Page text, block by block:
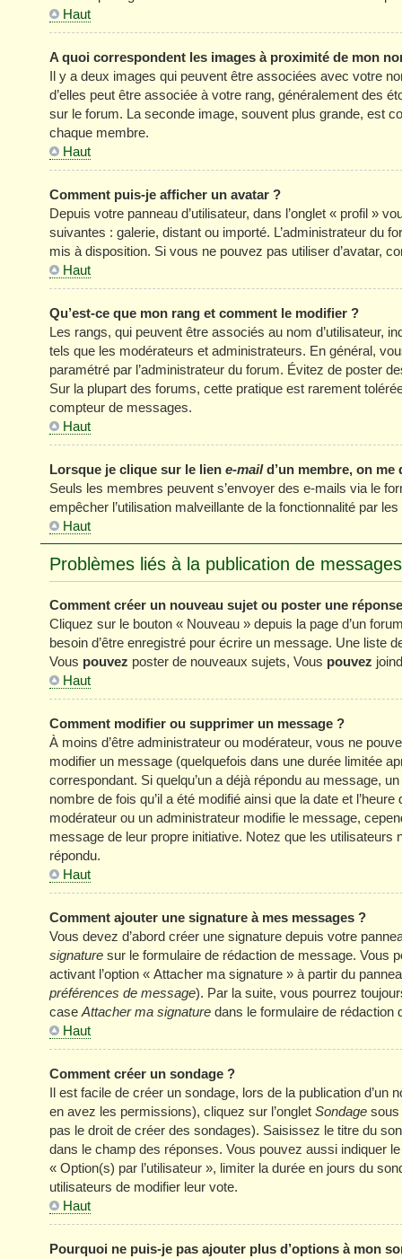
Haut
A quoi correspondent les images à proximité de mon
Il y a deux images qui peuvent être associées avec votre
d’elles peut être associée à votre rang, généralement des
sur le forum. La seconde image, souvent plus grande, est
chaque membre.
Haut
Comment puis-je afficher un avatar ?
Depuis votre panneau d’utilisateur, dans l’onglet « profil »
suivantes : galerie, distant ou importé. L’administrateur du
mis à disposition. Si vous ne pouvez pas utiliser d’avatar,
Haut
Qu’est-ce que mon rang et comment le modifier ?
Les rangs, qui peuvent être associés au nom d’utilisateur,
tels que les modérateurs et administrateurs. En général,
paramétré par l’administrateur du forum. Évitez de poster
Sur la plupart des forums, cette pratique est rarement
compteur de messages.
Haut
Lorsque je clique sur le lien e-maild’un membre, on me
Seuls les membres peuvent s’envoyer des e-mails via le
empêcher l’utilisation malveillante de la fonctionnalité par
Haut
Problèmes liés à la publication de messages
Comment créer un nouveau sujet ou poster une
Cliquez sur le bouton « Nouveau » depuis la page d’un
besoin d’être enregistré pour écrire un message. Une liste
Vous pouvez poster de nouveaux sujets, Vous pouvez
Haut
Comment modifier ou supprimer un message ?
À moins d’être administrateur ou modérateur, vous ne
modifier un message (quelquefois dans une durée limitée
correspondant. Si quelqu’un a déjà répondu au message,
nombre de fois qu’il a été modifié ainsi que la date et
modérateur ou un administrateur modifie le message,
message de leur propre initiative. Notez que les
répondu.
Haut
Comment ajouter une signature à mes messages ?
Vous devez d’abord créer une signature depuis votre
signature sur le formulaire de rédaction de message. Vous
activant l’option « Attacher ma signature » à partir du
préférences de message). Par la suite, vous pourrez
case Attacher ma signature dans le formulaire de rédaction
Haut
Comment créer un sondage ?
Il est facile de créer un sondage, lors de la publication
en avez les permissions), cliquez sur l’onglet Sondage sous
pas le droit de créer des sondages). Saisissez le titre du
dans le champ des réponses. Vous pouvez aussi indiquer
« Option(s) par l’utilisateur », limiter la durée en jours du
utilisateurs de modifier leur vote.
Haut
Pourquoi ne puis-je pas ajouter plus d’options à mon